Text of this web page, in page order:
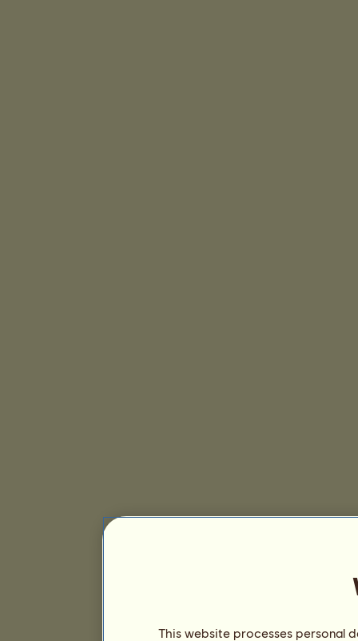
This website processes personal